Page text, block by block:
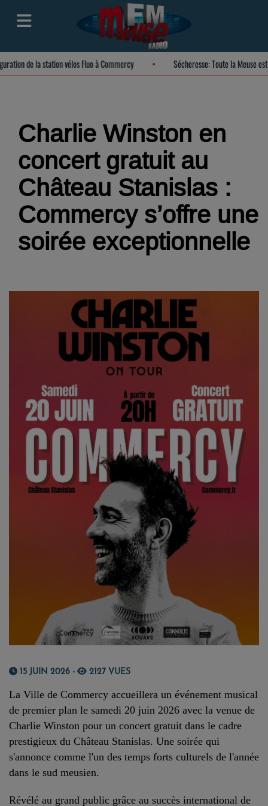
Inauguration de la station vélos Fluo à Commercy Sécheresse: Toute la
Charlie Winston en
concert gratuit au
Château Stanislas :
Commercy s’offre une
soirée exceptionnelle
15 JUIN 2026 - 2127 VUES
La Ville de Commercy accueillera un événement musical
de premier plan le samedi 20 juin 2026 avec la venue de
Charlie Winston pour un concert gratuit dans le cadre
prestigieux du Château Stanislas. Une soirée qui
s'annonce comme l'un des temps forts culturels de l'année
dans le sud meusien.
Révélé au grand public grâce au succès international de